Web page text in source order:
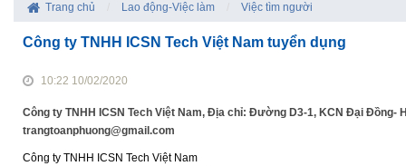
Trang chủ Lao động-Việc làm Việc tìm người
Công ty TNHH ICSN Tech Việt Nam tuyển dụng
10:22 10/02/2020
Công ty TNHH ICSN Tech Việt Nam, Địa chỉ: Đường D3-1, KCN Đại Đồng-
trangtoanphuong@gmail.com
Công ty TNHH ICSN Tech Việt Nam